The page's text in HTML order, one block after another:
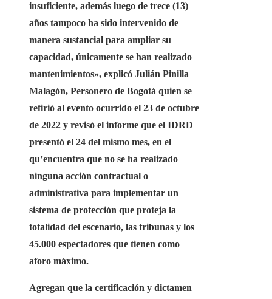
insuficiente, además luego de trece (13)
años tampoco ha sido intervenido de
manera sustancial para ampliar su
capacidad, únicamente se han realizado
mantenimientos», explicó Julián Pinilla
Malagón, Personero de Bogotá quien se
refirió al evento ocurrido el 23 de octubre
de 2022 y revisó el informe que el IDRD
presentó el 24 del mismo mes, en el
qu’encuentra que no se ha realizado
ninguna acción contractual o
administrativa para implementar un
sistema de protección que proteja la
totalidad del escenario, las tribunas y los
45.000 espectadores que tienen como
aforo máximo.
Agregan que la certificación y dictamen